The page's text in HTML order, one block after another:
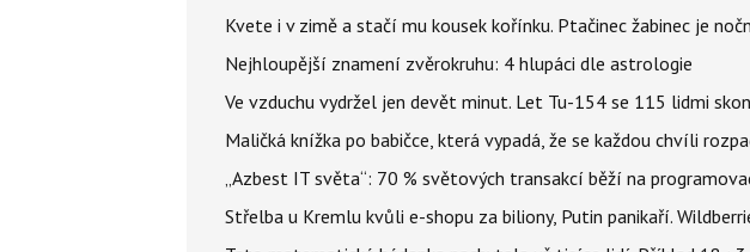
Kvete i v zimě a stačí mu kousek kořínku. Ptačinec žabinec je
Nejhloupější znamení zvěrokruhu: 4 hlupáci dle astrologie
Ve vzduchu vydržel jen devět minut. Let Tu-154 se 115 lidmi
Maličká knížka po babičce, která vypadá, že se každou chvíli
„Azbest IT světa“: 70 % světových transakcí běží na
Střelba u Kremlu kvůli e-shopu za biliony, Putin panikaří.